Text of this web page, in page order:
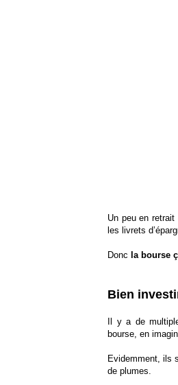
Un peu en
les livrets
Donc la bourse
Bien
Il y a de
bourse, en
Evidemment, ils
de plumes.